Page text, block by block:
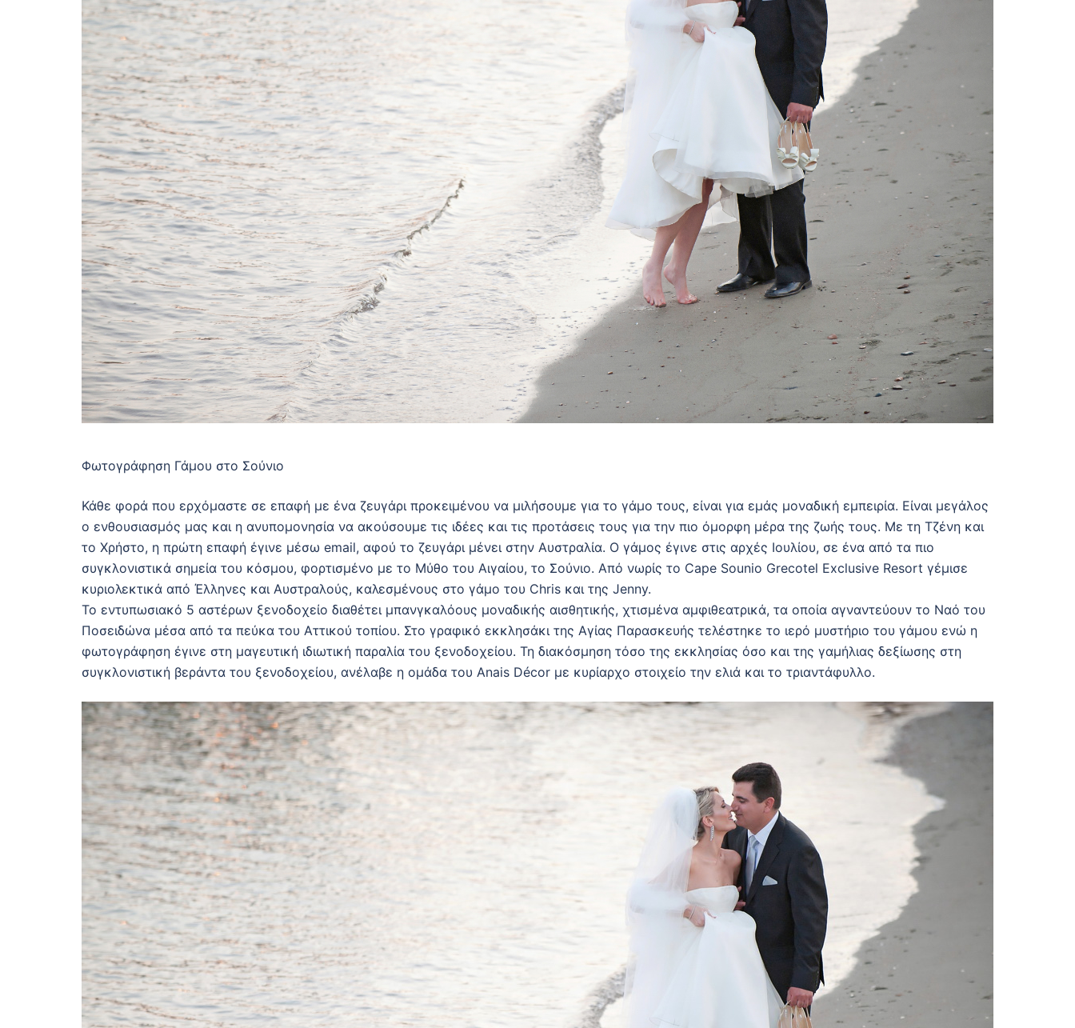
Φωτογράφηση Γάμου στο Σούνιο
Κάθε φορά που ερχόμαστε σε επαφή με ένα ζευγάρι προκειμένου να μιλήσουμε για το γάμο τους, είναι για εμάς μοναδική εμπειρία. Είναι μεγάλος
ο ενθουσιασμός μας και η ανυπομονησία να ακούσουμε τις ιδέες και τις προτάσεις τους για την πιο όμορφη μέρα της ζωής τους. Με τη Τζένη και
το Χρήστο, η πρώτη επαφή έγινε μέσω email, αφού το ζευγάρι μένει στην Αυστραλία. Ο γάμος έγινε στις αρχές Ιουλίου, σε ένα από τα πιο
συγκλονιστικά σημεία του κόσμου, φορτισμένο με το Μύθο του Αιγαίου, το Σούνιο. Από νωρίς το Cape Sounio Grecotel Exclusive Resort γέμισε
κυριολεκτικά από Έλληνες και Αυστραλούς, καλεσμένους στο γάμο του Chris και της Jenny.
Το εντυπωσιακό 5 αστέρων ξενοδοχείο διαθέτει μπανγκαλόους μοναδικής αισθητικής, χτισμένα αμφιθεατρικά, τα οποία αγναντεύουν το Ναό του
Ποσειδώνα μέσα από τα πεύκα του Αττικού τοπίου. Στο γραφικό εκκλησάκι της Αγίας Παρασκευής τελέστηκε το ιερό μυστήριο του γάμου ενώ η
φωτογράφηση έγινε στη μαγευτική ιδιωτική παραλία του ξενοδοχείου. Τη διακόσμηση τόσο της εκκλησίας όσο και της γαμήλιας δεξίωσης στη
συγκλονιστική βεράντα του ξενοδοχείου, ανέλαβε η ομάδα του Anais Décor με κυρίαρχο στοιχείο την ελιά και το τριαντάφυλλο.